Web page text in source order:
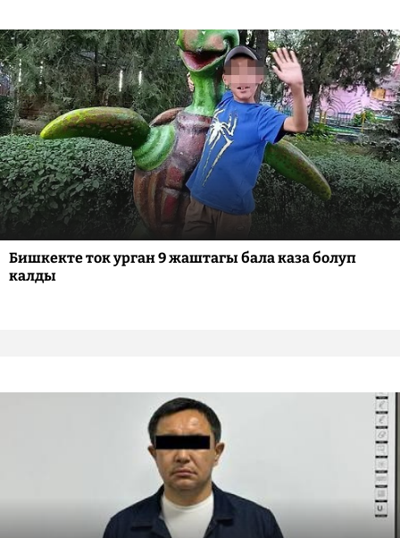
Бишкекте ток урган 9 жаштагы бала каза болуп
калды